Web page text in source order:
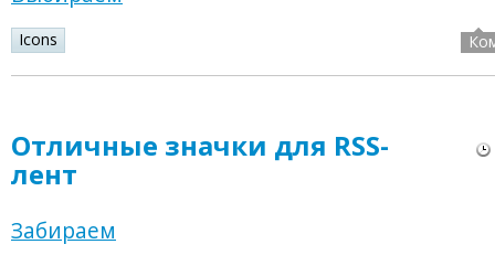
Icons
Отличные значки для RSS-
лент
Забираем